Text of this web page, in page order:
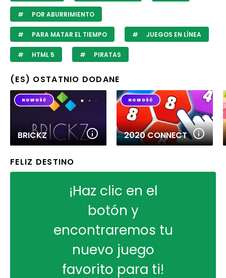
POR ABURRIMIENTO
PARA MATAR EL TIEMPO JUEGOS EN LÍNEA
HTML 5 PIRATAS
(ES) OSTATNIO DODANE
BRICKZ 2020 CONNECT
FELIZ DESTINO
¡Haz clic en el
botón y
encontraremos tu
nuevo juego
favorito para ti!